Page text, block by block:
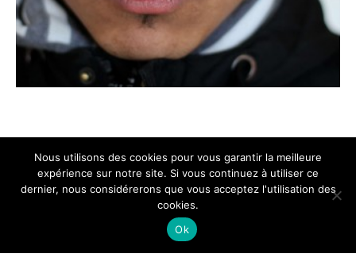
Nous utilisons des cookies pour vous garantir la meilleure
expérience sur notre site. Si vous continuez à utiliser ce
dernier, nous considérerons que vous acceptez l'utilisation des
cookies.
Ok